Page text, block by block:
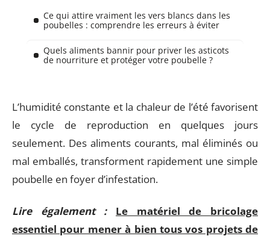
Ce qui attire vraiment les vers blancs dans les
poubelles : comprendre les erreurs à éviter
Quels aliments bannir pour priver les asticots
de nourriture et protéger votre poubelle ?
L’humidité constante et la chaleur de l’été favorisent
le cycle de reproduction en quelques jours
seulement. Des aliments courants, mal éliminés ou
mal emballés, transforment rapidement une simple
poubelle en foyer d’infestation.
Lire également :
Le matériel de bricolage
essentiel pour mener à bien tous vos projets de